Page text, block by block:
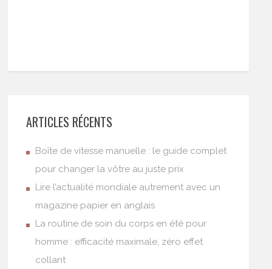
ARTICLES RÉCENTS
Boîte de vitesse manuelle : le guide complet
pour changer la vôtre au juste prix
Lire l’actualité mondiale autrement avec un
magazine papier en anglais
La routine de soin du corps en été pour
homme : efficacité maximale, zéro effet
collant